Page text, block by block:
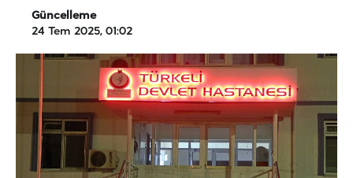
Güncelleme
24 Tem 2025, 01:02